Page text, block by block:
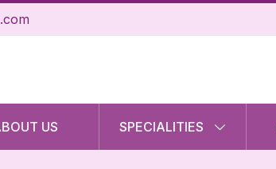
US SPECIALITIES